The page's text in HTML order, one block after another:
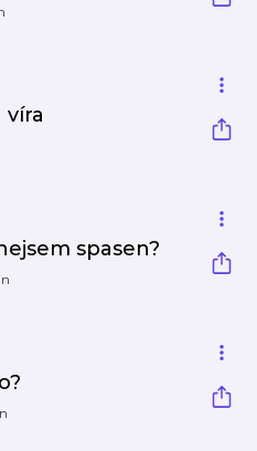
víra
spasen?